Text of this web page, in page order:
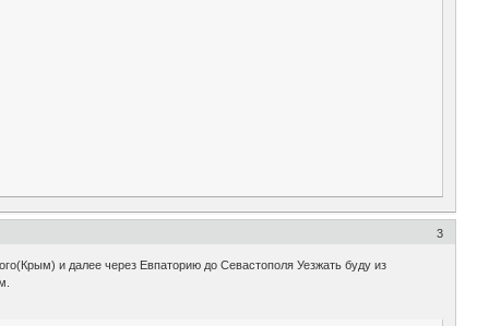
3
и далее через Евпаторию до Севастополя Уезжать буду из